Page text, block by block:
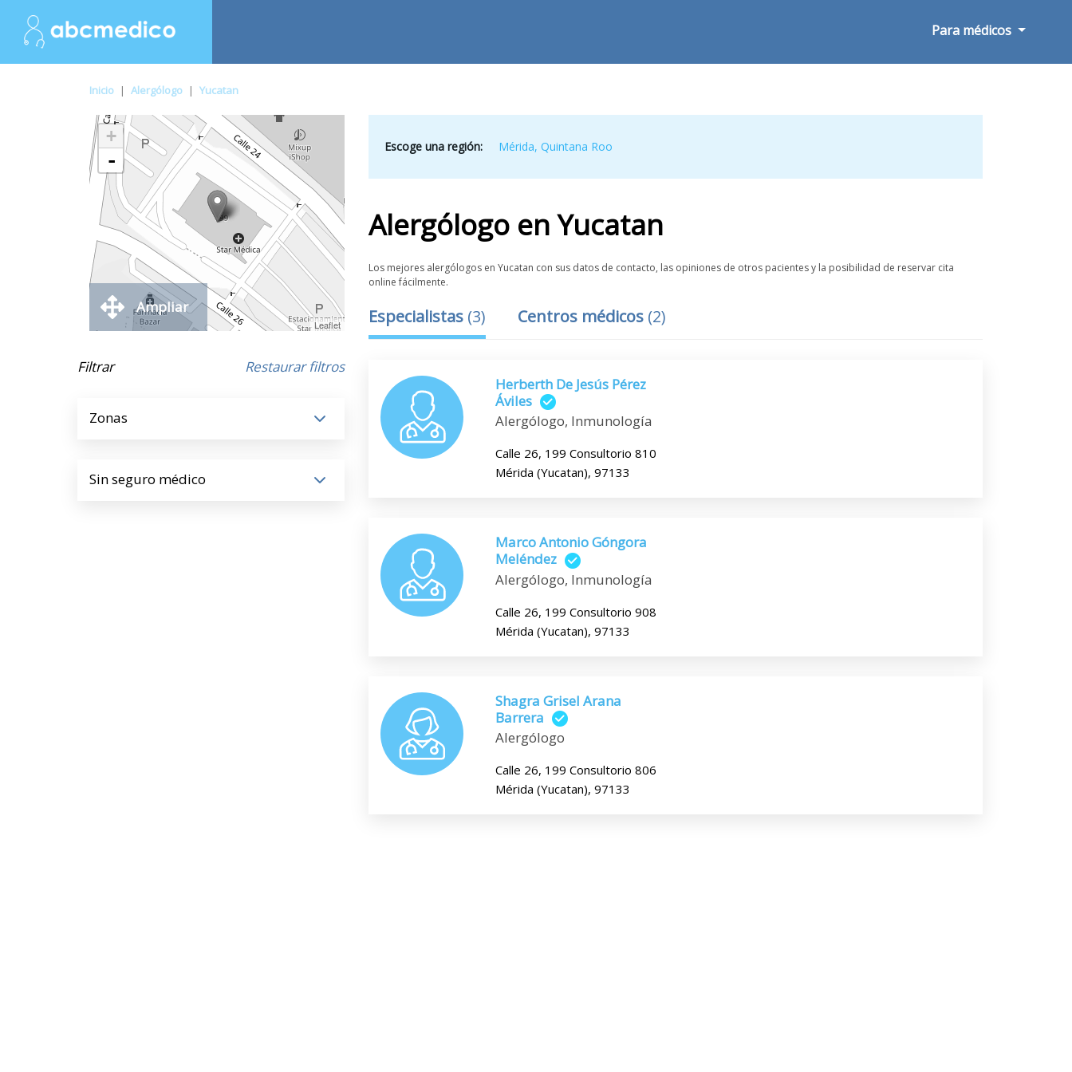
Para médicos
Inicio | Alergólogo | Yucatan
+
-
Leaflet
Ampliar
Filtrar Restaurar filtros
Zonas
Sin seguro médico
Escoge una región: Mérida,Quintana Roo
Alergólogo enYucatan
Los mejores alergólogos en Yucatan con sus datos de contacto, las opiniones de otros pacientes y la posibilidad de reservar cita
online fácilmente.
Especialistas (3) Centros médicos (2)
Herberth De Jesús Pérez
Áviles
Alergólogo, Inmunología
Calle 26, 199 Consultorio 810
Mérida (Yucatan), 97133
Marco Antonio Góngora
Meléndez
Alergólogo, Inmunología
Calle 26, 199 Consultorio 908
Mérida (Yucatan), 97133
Shagra Grisel Arana
Barrera
Alergólogo
Calle 26, 199 Consultorio 806
Mérida (Yucatan), 97133